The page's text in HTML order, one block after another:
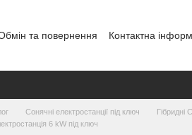
та повернення
Контактна
Сонячні електростанції під ключ Гібридні
6 kW під ключ